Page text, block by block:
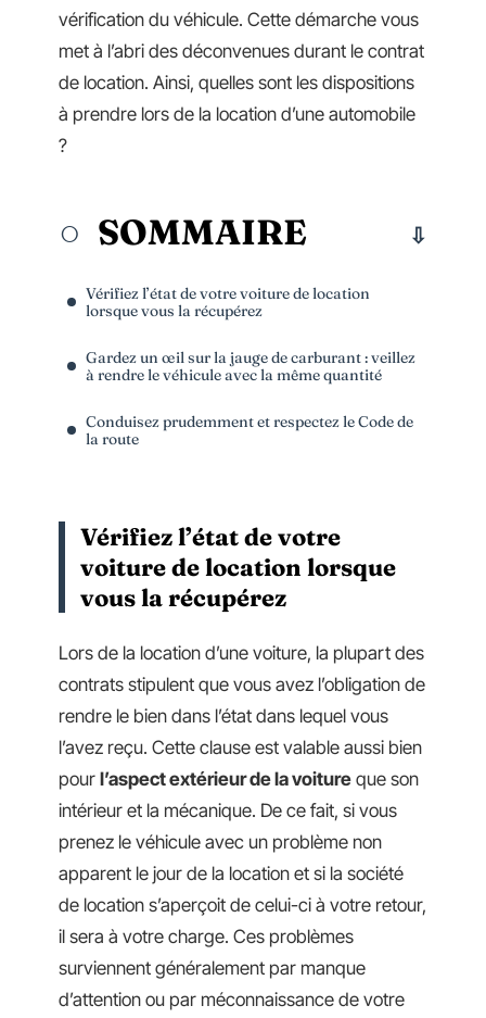
vérification du véhicule. Cette démarche vous
met à l’abri des déconvenues durant le contrat
de location. Ainsi, quelles sont les dispositions
à prendre lors de la location d’une automobile
?
SOMMAIRE
Vérifiez l’état de votre voiture de location
lorsque vous la récupérez
Gardez un œil sur la jauge de carburant : veillez
à rendre le véhicule avec la même quantité
Conduisez prudemment et respectez le Code de
la route
Vérifiez l’état de votre
voiture de location lorsque
vous la récupérez
Lors de la location d’une voiture, la plupart des
contrats stipulent que vous avez l’obligation de
rendre le bien dans l’état dans lequel vous
l’avez reçu. Cette clause est valable aussi bien
pour l’aspect extérieur de la voiture que son
intérieur et la mécanique. De ce fait, si vous
prenez le véhicule avec un problème non
apparent le jour de la location et si la société
de location s’aperçoit de celui-ci à votre retour,
il sera à votre charge. Ces problèmes
surviennent généralement par manque
d’attention ou par méconnaissance de votre